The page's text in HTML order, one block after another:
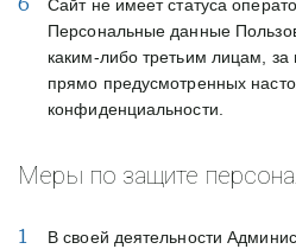
Сайт не имеет статуса
Персональные данные
каким-либо третьим лицам, за
прямо предусмотренных
конфиденциальности.
Меры по защите
В своей деятельности